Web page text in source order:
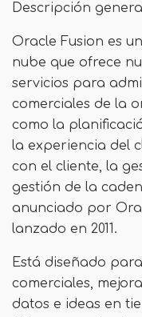
Descripción
Oracle Fusion es
nube que ofrece
servicios para
comerciales de la
como la
la experiencia del
con el cliente, la
gestión de la
anunciado por
lanzado en 2011.
Está diseñado
comerciales,
datos e ideas en